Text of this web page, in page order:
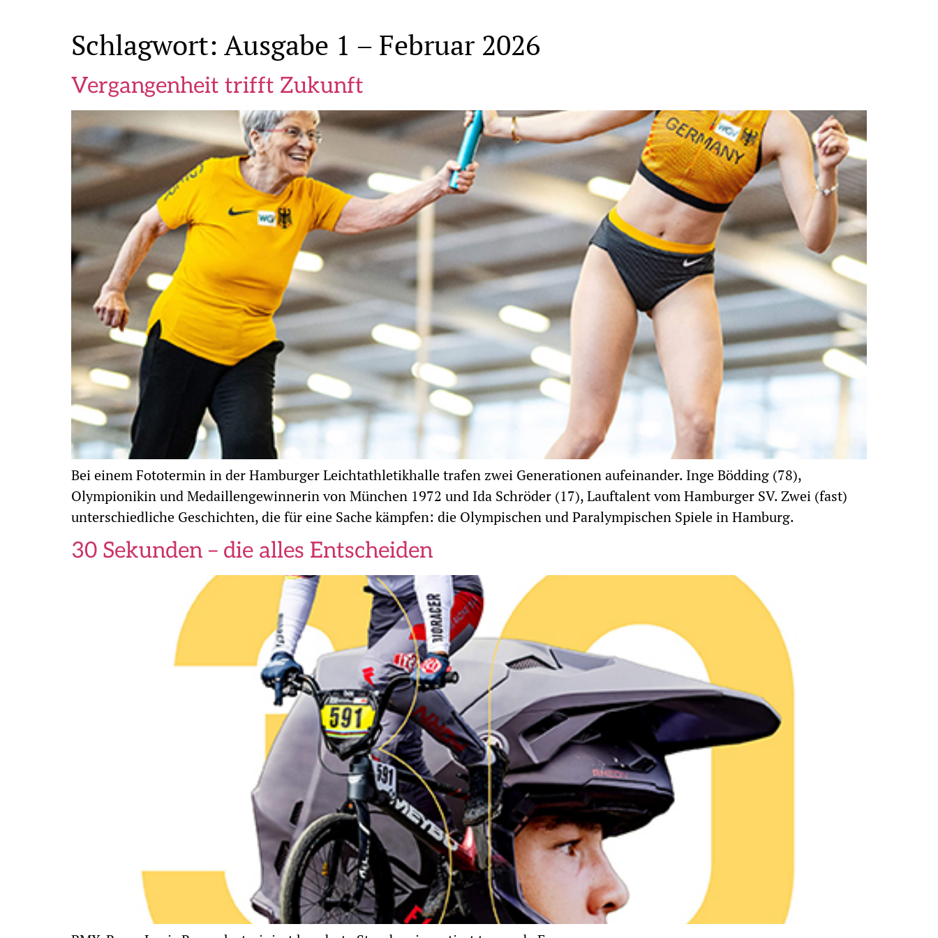
Schlagwort: Ausgabe 1 – Februar 2026
Vergangenheit trifft Zukunft
Bei einem Fototermin in der Hamburger Leichtathletikhalle trafen zwei Generationen aufeinander. Inge Bödding (78),
Olympionikin und Medaillengewinnerin von München 1972 und Ida Schröder (17), Lauftalent vom Hamburger SV. Zwei (fast)
unterschiedliche Geschichten, die für eine Sache kämpfen: die Olympischen und Paralympischen Spiele in Hamburg.
30 Sekunden – die alles Entscheiden